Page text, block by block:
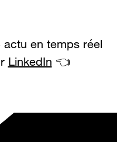
en temps réel
LinkedIn 👈